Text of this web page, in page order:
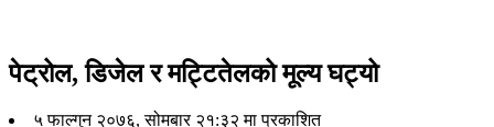
पेट्रोल, डिजेल र मट्टितेलको मूल्य घट्यो
५ फाल्गुन २०७६, सोमबार २१:३२ मा प्रकाशित